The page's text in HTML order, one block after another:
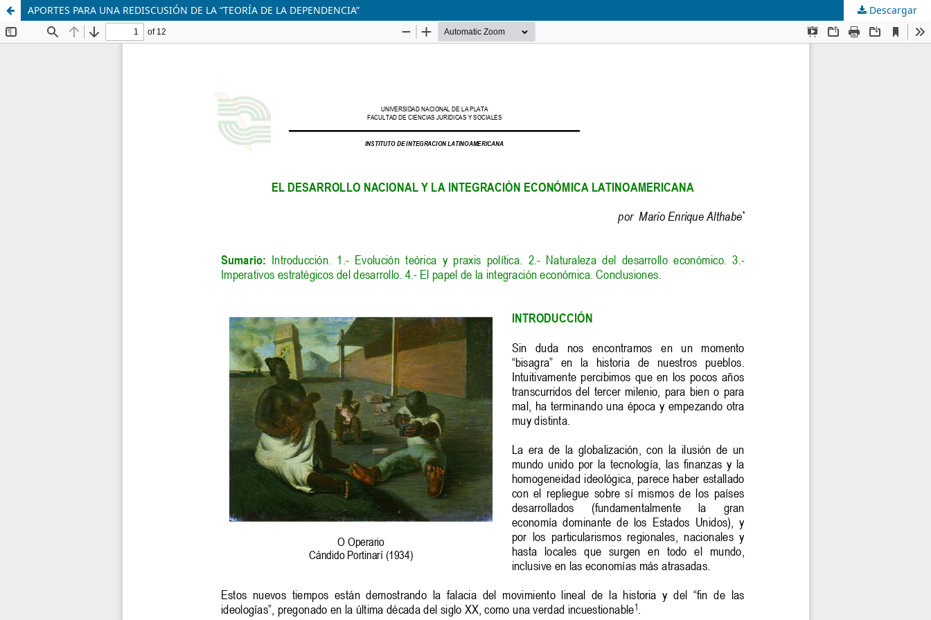
APORTES PARA UNA REDISCUSIÓN DE LA “TEORÍA DE LA DEPENDENCIA” Descargar